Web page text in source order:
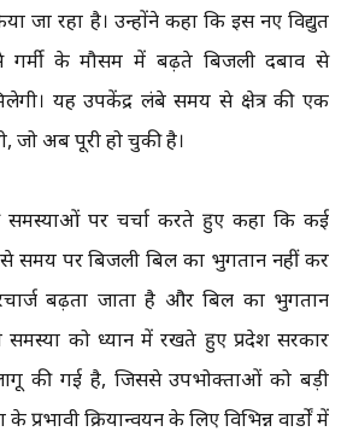
जा रहा है। उन्होंने कहा कि इस नए विद्युत
के मौसम में बढ़ते बिजली दबाव से
यह उपकेंद्र लंबे समय से क्षेत्र की एक
जो अब पूरी हो चुकी है।
समस्याओं पर चर्चा करते हुए कहा कि कई
से समय पर बिजली बिल का भुगतान नहीं कर
बढ़ता जाता है और बिल का भुगतान
समस्या को ध्यान में रखते हुए प्रदेश सरकार
लागू की गई है, जिससे उपभोक्ताओं को बड़ी
प्रभावी क्रियान्वयन के लिए विभिन्न वार्डों में